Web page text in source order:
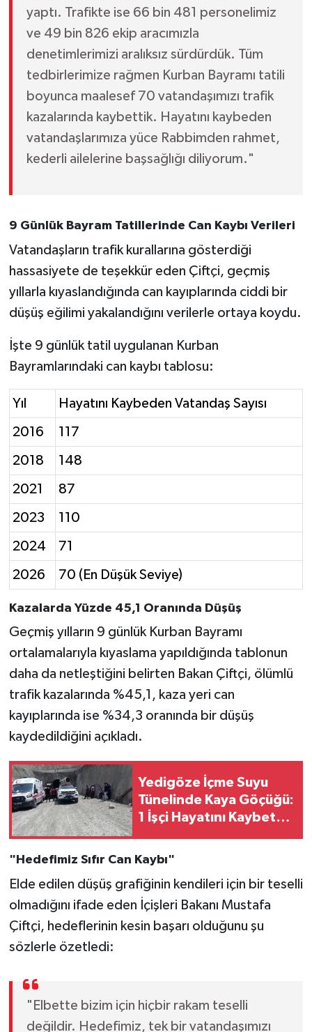
yaptı. Trafikte ise 66 bin 481 personelimiz
ve 49 bin 826 ekip aracımızla
denetimlerimizi aralıksız sürdürdük. Tüm
tedbirlerimize rağmen Kurban Bayramı tatili
boyunca maalesef 70 vatandaşımızı trafik
kazalarında kaybettik. Hayatını kaybeden
vatandaşlarımıza yüce Rabbimden rahmet,
kederli ailelerine başsağlığı diliyorum."
9 Günlük Bayram Tatillerinde Can Kaybı Verileri
Vatandaşların trafik kurallarına gösterdiği
hassasiyete de teşekkür eden Çiftçi, geçmiş
yıllarla kıyaslandığında can kayıplarında ciddi bir
düşüş eğilimi yakalandığını verilerle ortaya koydu.
İşte 9 günlük tatil uygulanan Kurban
Bayramlarındaki can kaybı tablosu:
Yıl Hayatını Kaybeden Vatandaş Sayısı
2016 117
2018 148
2021 87
2023 110
2024 71
2026 70 (En Düşük Seviye)
Kazalarda Yüzde 45,1 Oranında Düşüş
Geçmiş yılların 9 günlük Kurban Bayramı
ortalamalarıyla kıyaslama yapıldığında tablonun
daha da netleştiğini belirten Bakan Çiftçi, ölümlü
trafik kazalarında %45,1, kaza yeri can
kayıplarında ise %34,3 oranında bir düşüş
kaydedildiğini açıkladı.
Yedigöze İçme Suyu
Tünelinde Kaya Göçüğü:
1 İşçi Hayatını Kaybetti,
"Hedefimiz Sıfır Can Kaybı"
Elde edilen düşüş grafiğinin kendileri için bir teselli
olmadığını ifade eden İçişleri Bakanı Mustafa
Çiftçi, hedeflerinin kesin başarı olduğunu şu
sözlerle özetledi:
"Elbette bizim için hiçbir rakam teselli
değildir. Hedefimiz, tek bir vatandaşımızı